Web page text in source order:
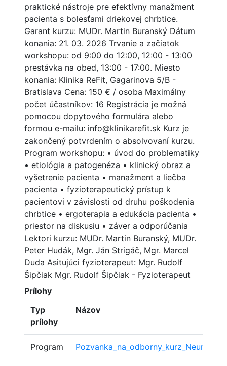
praktické nástroje pre efektívny manažment
pacienta s bolesťami driekovej chrbtice.
Garant kurzu: MUDr. Martin Buranský Dátum
konania: 21. 03. 2026 Trvanie a začiatok
workshopu: od 9:00 do 12:00, 12:00 - 13:00
prestávka na obed, 13:00 - 17:00. Miesto
konania: Klinika ReFit, Gagarinova 5/B -
Bratislava Cena: 150 € / osoba Maximálny
počet účastníkov: 16 Registrácia je možná
pomocou dopytového formulára alebo
formou e-mailu: info@klinikarefit.sk Kurz je
zakončený potvrdením o absolvovaní kurzu.
Program workshopu: • úvod do problematiky
• etiológia a patogenéza • klinický obraz a
vyšetrenie pacienta • manažment a liečba
pacienta • fyzioterapeutický prístup k
pacientovi v závislosti od druhu poškodenia
chrbtice • ergoterapia a edukácia pacienta •
priestor na diskusiu • záver a odporúčania
Lektori kurzu: MUDr. Martin Buranský, MUDr.
Peter Hudák, Mgr. Ján Strigáč, Mgr. Marcel
Duda Asitujúci fyzioterapeut: Mgr. Rudolf
Šipčiak Mgr. Rudolf Šipčiak - Fyzioterapeut
Prílohy
Typ
prílohy
Názov
Program